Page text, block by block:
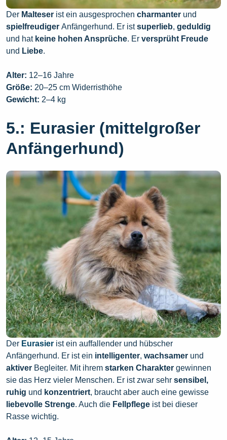
Der Malteser ist ein ausgesprochen charmanter und
spielfreudiger Anfängerhund. Er istsuperlieb, geduldig
und hat keine hohen Ansprüche. Er versprüht Freude
und Liebe.
Alter: 12–16 Jahre
Größe: 20–25 cm Widerristhöhe
Gewicht: 2–4 kg
5.: Eurasier (mittelgroßer
Anfängerhund)
Der Eurasier ist ein auffallender und hübscher
Anfängerhund. Er ist ein intelligenter, wachsamer und
aktiver Begleiter. Mit ihrem starken Charakter gewinnen
sie das Herz vieler Menschen. Er ist zwar sehr sensibel,
ruhig und konzentriert, braucht aber auch eine gewisse
liebevolle Strenge. Auch die Fellpflege ist bei dieser
Rasse wichtig.